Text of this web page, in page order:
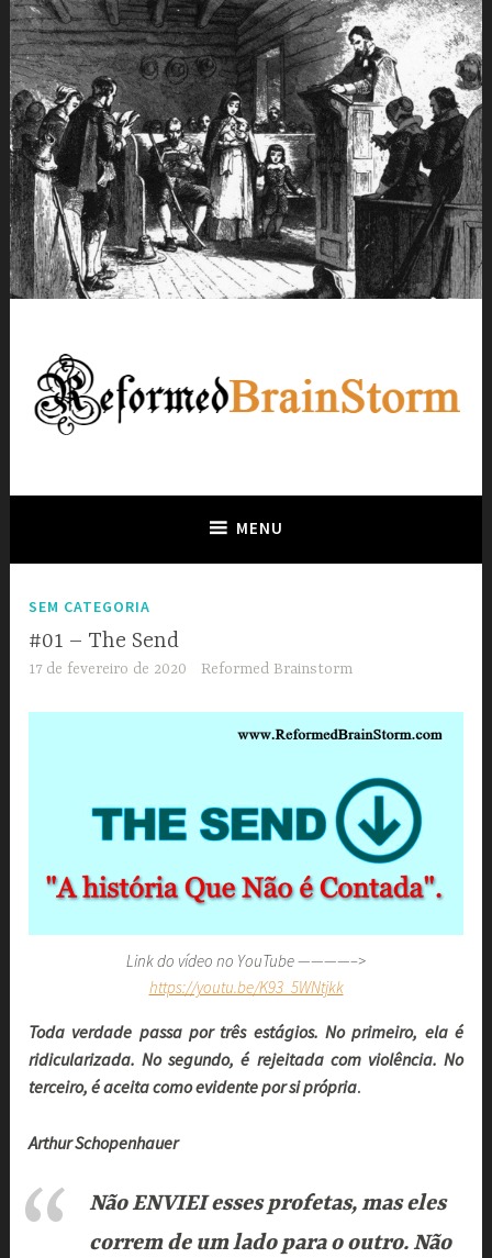
Ir
para
conteúdo
Reviver a piedade cristã e Repartir com a Igreja.
MENU
SEM CATEGORIA
#01 – The Send
17 de fevereiro de 2020 Reformed Brainstorm
Link do vídeo no YouTube ————–>
https://youtu.be/K93_5WNtjkk
Toda verdade passa por três estágios. No primeiro, ela é
ridicularizada. No segundo, é rejeitada com violência. No
terceiro, é aceita como evidente por si própria.
Arthur Schopenhauer
Não ENVIEI esses profetas, mas eles
correm de um lado para o outro. Não